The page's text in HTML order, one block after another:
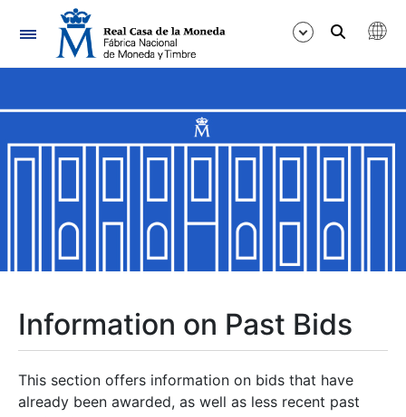
Navigation
Show/Hide
Show/Hide
Show/Hide
Information on Past Bids
This section offers information on bids that have
already been awarded, as well as less recent past